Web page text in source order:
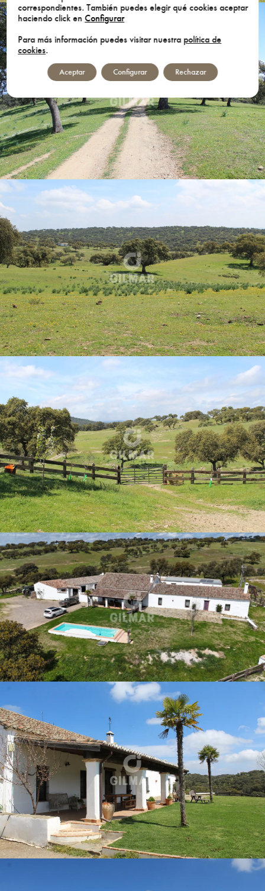
correspondientes. También puedes elegir qué cookies aceptar
haciendo click enConfigurar
Para más información puedes visitar nuestra política de
cookies.
Aceptar Rechazar
Configurar